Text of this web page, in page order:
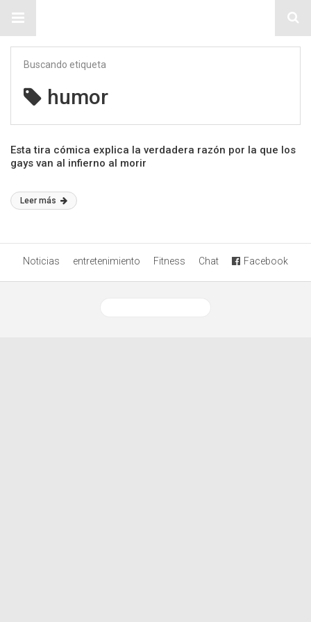
Buscando etiqueta
humor
Esta tira cómica explica la verdadera razón por la que los
gays van al infierno al morir
Leer más
Noticias entretenimiento Fitness Chat Facebook